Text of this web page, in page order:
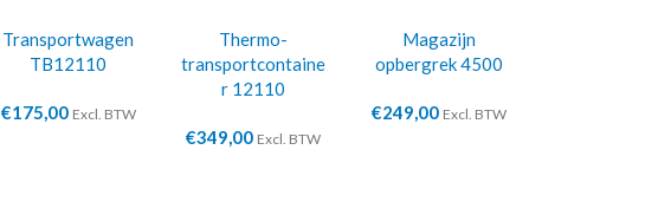
Transportwagen
TB12110
€175,00 Excl. BTW
Thermo-
transportcontaine
r 12110
€349,00 Excl. BTW
Magazijn
opbergrek 4500
€249,00 Excl. BTW